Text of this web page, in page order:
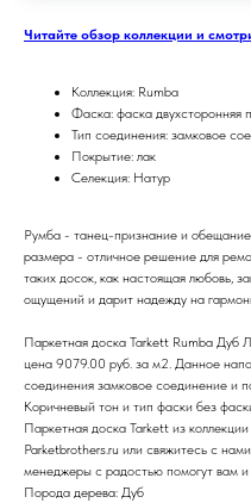
Читайте обзор коллекции и
Коллекция: Rumba
Фаска: фаска двухсторонняя
Тип соединения: замковое
Покрытие: лак
Селекция: Натур
Румба - танец-признание и
размера - отличное решение для
таких досок, как настоящая любовь,
ощущений и дарит надежду на
Паркетная доска Tarkett Rumba
цена 9079.00 руб. за м2. Данное
соединения замковое соединение и
Коричневый тон и тип фаски без
Паркетная доска Tarkett из
Parketbrothers.ru или свяжитесь с
менеджеры с радостью помогут вам
Порода дерева: Дуб